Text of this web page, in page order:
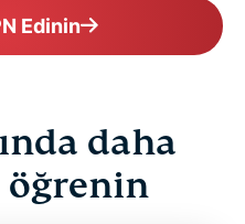
Edinin
daha
öğrenin